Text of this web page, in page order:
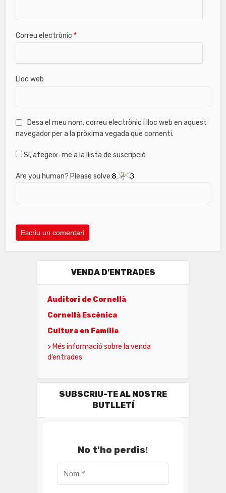
Correu electrònic*
Lloc web
Desa el meu nom, correu electrònic i lloc web en aquest
navegador per a la pròxima vegada que comenti.
Sí, afegeix-me a la llista de suscripció
Are you human? Please solve:
VENDA D’ENTRADES
Auditori de Cornellà
Cornellà Escènica
Cultura en Família
> Més informació sobre la venda
d’entrades
SUBSCRIU-TE AL NOSTRE
BUTLLETÍ
No t'ho perdis!